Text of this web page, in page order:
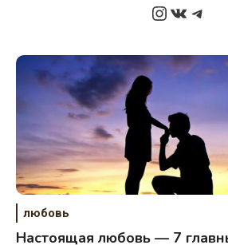
Instagram
любовь
Настоящая любовь — 7